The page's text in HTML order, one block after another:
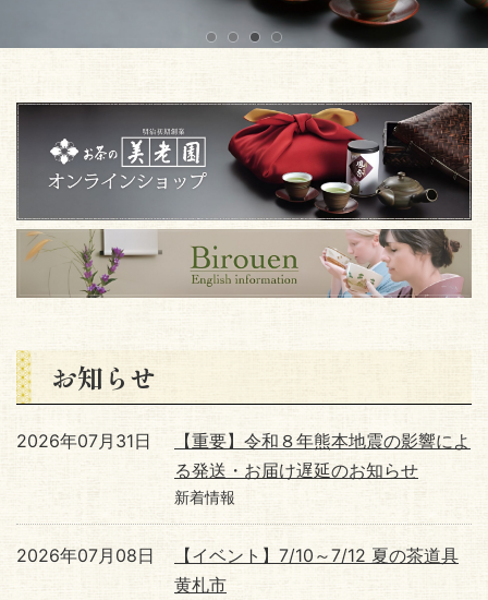
お知らせ
【重要】令和８年熊本地震の影響によ
る発送・お届け遅延のお知らせ
2026年07月31日
新着情報
【イベント】7/10～7/12 夏の茶道具
黄札市
2026年07月08日